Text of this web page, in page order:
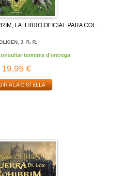
LA. LIBRO OFICIAL PARA COL...
J. R. R.
terminis d'entrega
19,95 €
A LA CISTELLA